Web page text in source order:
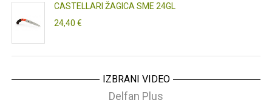
CASTELLARI ŽAGICA SME 24GL
24,40 €
IZBRANI VIDEO
Delfan Plus